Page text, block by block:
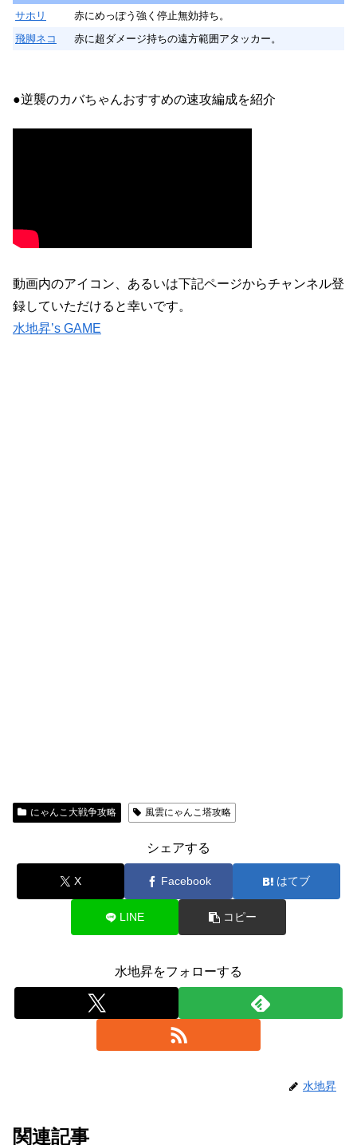
サホリ
赤にめっぽう強く停止無効持ち。
飛脚ネコ
赤に超ダメージ持ちの遠方範囲アタッカー。
●逆襲のカバちゃんおすすめの速攻編成を紹介
動画内のアイコン、あるいは下記ページからチャンネル登
録していただけると幸いです。
水地昇’s GAME
にゃんこ大戦争攻略 風雲にゃんこ塔攻略
シェアする
X Facebook はてブ
LINE コピー
水地昇をフォローする
水地昇
関連記事